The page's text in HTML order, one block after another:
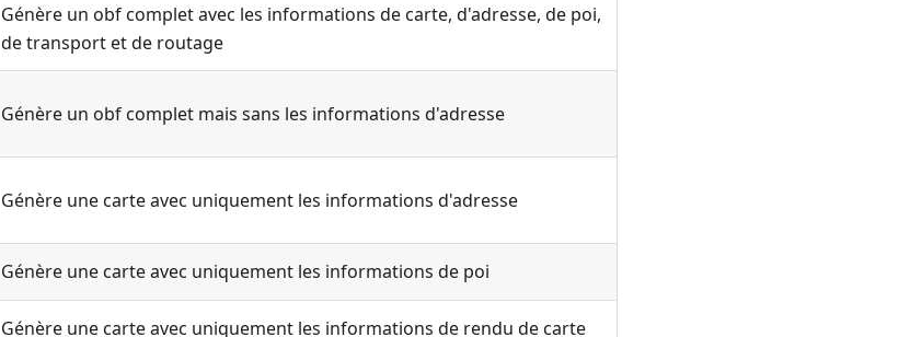
Génère un obf complet avec les informations de carte, d'adresse, de poi,
de transport et de routage
Génère un obf complet mais sans les informations d'adresse
Génère une carte avec uniquement les informations d'adresse
Génère une carte avec uniquement les informations de poi
Génère une carte avec uniquement les informations de rendu de carte